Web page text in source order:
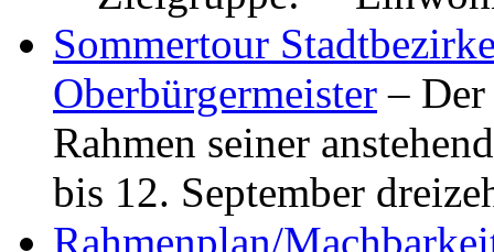
Sommertour
Oberbürgermeister –
Rahmen seiner
bis 12. September
Rahmenplan/